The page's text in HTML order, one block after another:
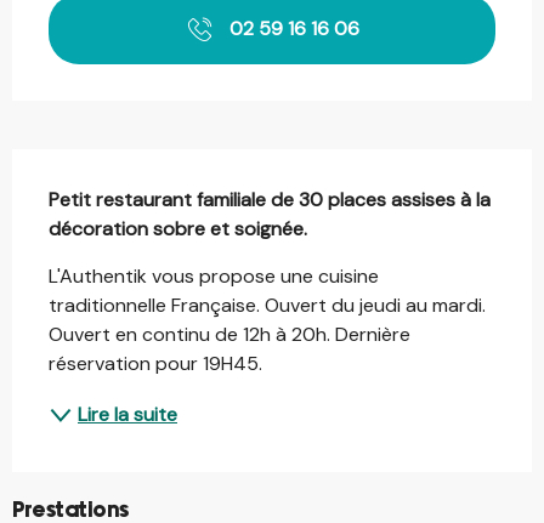
02 59 16 16 06
Petit restaurant familiale de 30 places assises à la
décoration sobre et soignée.
L'Authentik vous propose une cuisine
traditionnelle Française. Ouvert du jeudi au mardi.
Ouvert en continu de 12h à 20h. Dernière
réservation pour 19H45.
Lire la suite
Prestations